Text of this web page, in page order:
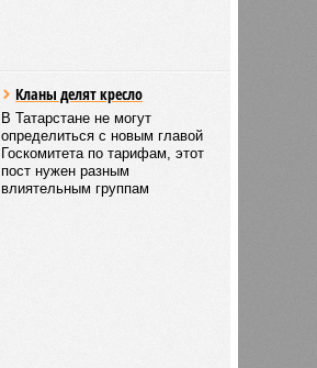
Кланы делят кресло
В Татарстане не могут
определиться с новым главой
Госкомитета по тарифам, этот
пост нужен разным
влиятельным группам